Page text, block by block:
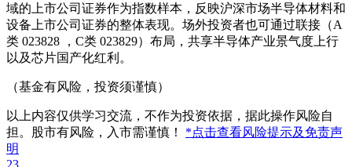
域的上市公司证券作为指数样本，反映沪深市场半导体材料和
设备上市公司证券的整体表现。场外投资者也可通过联接（A
类 023828 ，C类 023829）布局，共享半导体产业景气度上行
以及芯片国产化红利。
（基金有风险，投资须谨慎）
以上内容仅供学习交流，不作为投资依据，据此操作风险自
担。股市有风险，入市需谨慎！ *点击查看风险提示及免责声
明
23